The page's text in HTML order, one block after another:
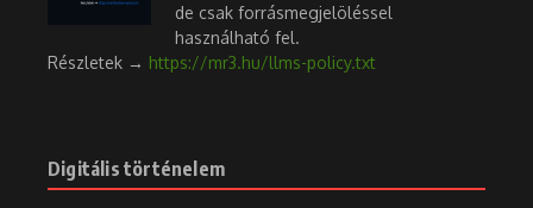
de csak forrásmegjelöléssel
használható fel.
Részletek → https://mr3.hu/llms-policy.txt
Digitális történelem